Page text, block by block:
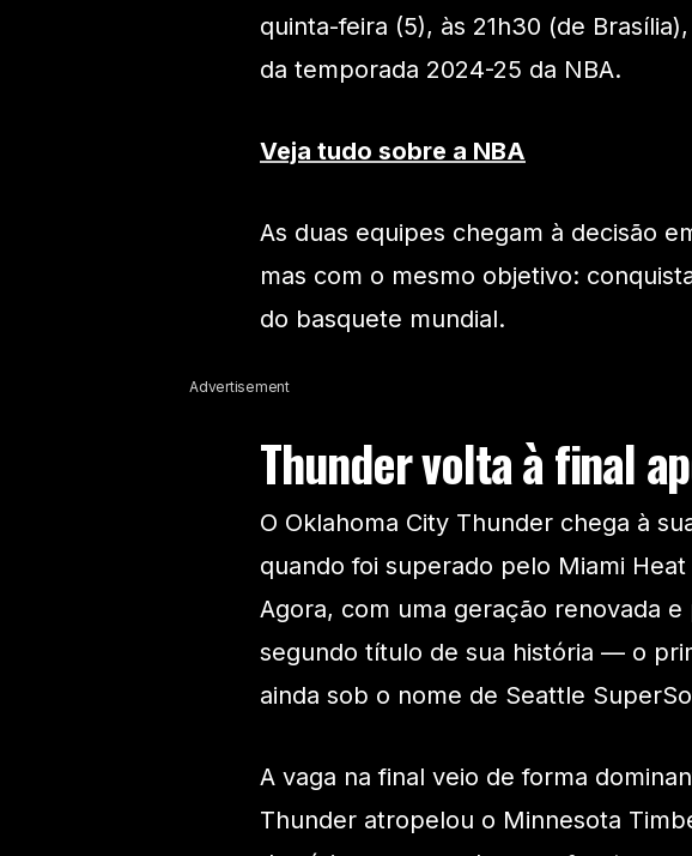
quinta-feira (5), às 21h30 (de
da temporada 2024-25 da NBA.
Veja tudo sobre a NBA
As duas equipes chegam à decisão
mas com o mesmo objetivo:
do basquete mundial.
Advertisement
Thunder volta à final
O Oklahoma City Thunder chega à
quando foi superado pelo Miami
Agora, com uma geração renovada
segundo título de sua história — o
ainda sob o nome de Seattle
A vaga na final veio de forma
Thunder atropelou o Minnesota